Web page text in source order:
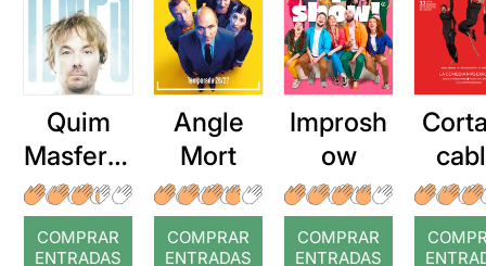
Quim
Masferre
r: Temps
COMPRAR
ENTRADAS
Angle
Mort
COMPRAR
ENTRADAS
Improsh
ow
COMPRAR
ENTRADAS